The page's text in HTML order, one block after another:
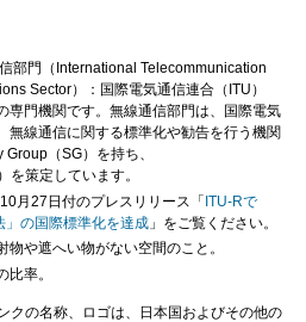
部門（International Telecommunication
Sector）：国際電気通信連合（ITU）
専門機関です。無線通信部門は、国際電気
無線通信に関する標準化や勧告を行う機関
（SG）を持ち、
を策定しています。
月27日付のプレスリリース「ITU-Rで
」の国際標準化を達成 」をご覧ください。
や遮へい物がない空間のこと。
率。
クの名称、ロゴは、日本国およびその他の